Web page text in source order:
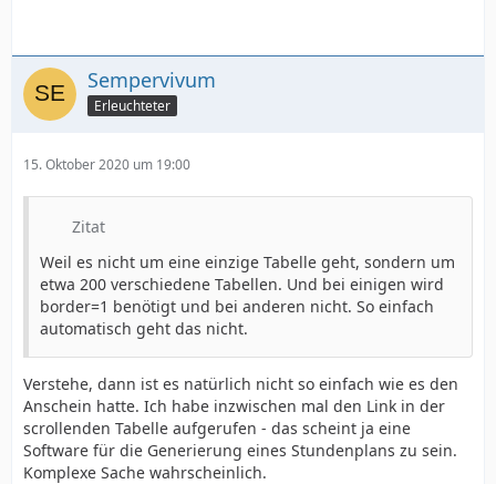
Sempervivum
Erleuchteter
15. Oktober 2020 um 19:00
Zitat
Weil es nicht um eine einzige Tabelle geht, sondern um
etwa 200 verschiedene Tabellen. Und bei einigen wird
border=1 benötigt und bei anderen nicht. So einfach
automatisch geht das nicht.
Verstehe, dann ist es natürlich nicht so einfach wie es den
Anschein hatte. Ich habe inzwischen mal den Link in der
scrollenden Tabelle aufgerufen - das scheint ja eine
Software für die Generierung eines Stundenplans zu sein.
Komplexe Sache wahrscheinlich.